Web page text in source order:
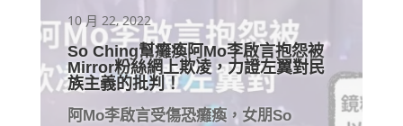
10 月 22, 2022
So Ching幫癱瘓阿Mo李啟言抱怨被
Mirror粉絲網上欺凌，力證左翼對民
族主義的批判！
阿Mo李啟言受傷恐癱瘓，女朋So